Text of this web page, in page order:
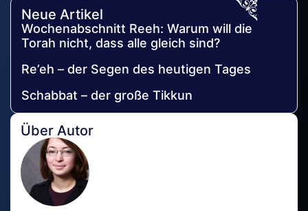
Neue Artikel
Wochenabschnitt Reeh: Warum will die
Torah nicht, dass alle gleich sind?
Re’eh – der Segen des heutigen Tages
Schabbat – der große Tikkun
Über Autor